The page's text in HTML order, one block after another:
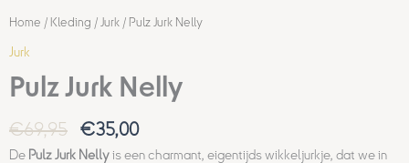
Home / Kleding / Jurk / Pulz Jurk Nelly
Jurk
Pulz Jurk Nelly
€69,95 €35,00
De Pulz Jurk Nellyis een charmant, eigentijds wikkeljurkje, dat we in